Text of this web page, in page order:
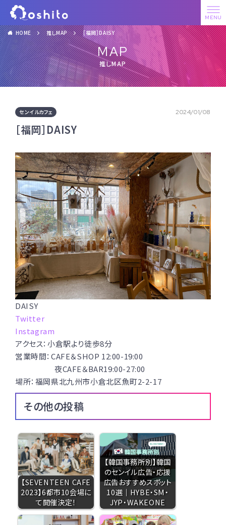
HOME 推しMAP ［福岡］DAISY
MAP
推しMAP
センイルカフェ 2024/01/08
［福岡］DAISY
DAISY
Twitter
Instagram
アクセス：小倉駅より徒歩8分
営業時間：CAFE＆SHOP 12:00-19:00
夜CAFE＆BAR19:00-27:00
場所：福岡県北九州市小倉北区魚町2-2-17
その他の投稿
【SEVENTEEN CAFE
2023】6都市10会場に
て開催決定！
【韓国事務所別】韓国
のセンイル広告・応援
広告おすすめスポット
10選｜HYBE・SM・
JYP・WAKEONE